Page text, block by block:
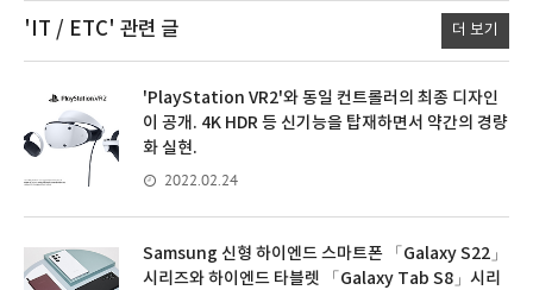
'IT / ETC' 관련 글 더 보기
'PlayStation VR2'와 동일 컨트롤러의 최종 디자인
이 공개. 4K HDR 등 신기능을 탑재하면서 약간의 경량
화 실현.
2022.02.24
Samsung 신형 하이엔드 스마트폰 「Galaxy S22」
시리즈와 하이엔드 타블렛 「Galaxy Tab S8」시리